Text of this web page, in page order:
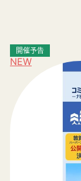
NEW
開催予告